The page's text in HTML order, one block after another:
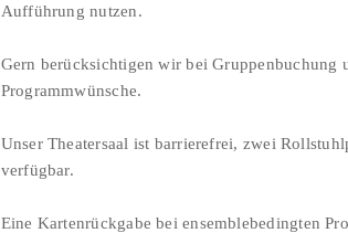
Aufführung nutzen.
Gern berücksichtigen wir bei Gruppenbuchung
Programmwünsche.
Unser Theatersaal ist barrierefrei, zwei
verfügbar.
Eine Kartenrückgabe bei ensemblebedingten